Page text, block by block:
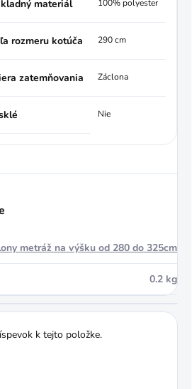
materiál 100% polyester
rozmeru kotúča 290 cm
zatemňovania Záclona
Nie
metráž na výšku od 280 do 325cm
0.2 kg
k tejto položke.